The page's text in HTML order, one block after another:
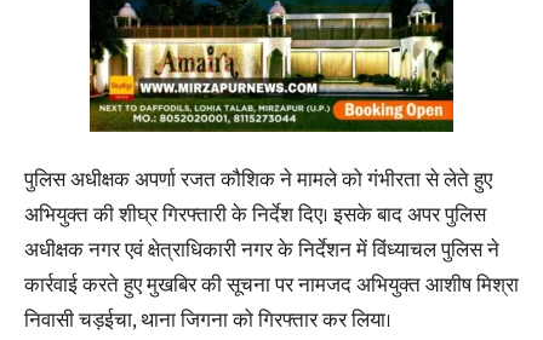
पुलिस अधीक्षक अपर्णा रजत कौशिक ने मामले को गंभीरता से लेते हुए
अभियुक्त की शीघ्र गिरफ्तारी के निर्देश दिए। इसके बाद अपर पुलिस
अधीक्षक नगर एवं क्षेत्राधिकारी नगर के निर्देशन में विंध्याचल पुलिस ने
कार्रवाई करते हुए मुखबिर की सूचना पर नामजद अभियुक्त आशीष मिश्रा
निवासी चड़ईचा, थाना जिगना को गिरफ्तार कर लिया।